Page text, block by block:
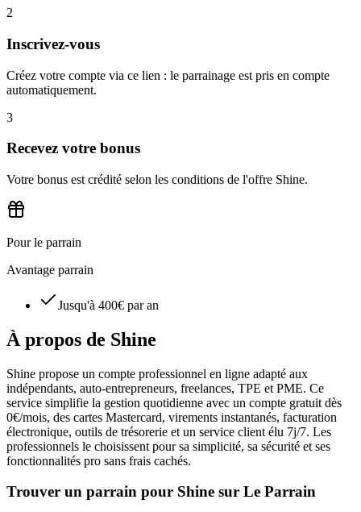
2
Inscrivez-vous
Créez votre compte via ce lien : le parrainage est pris en compte
automatiquement.
3
Recevez votre bonus
Votre bonus est crédité selon les conditions de l'offre Shine.
Pour le parrain
Avantage parrain
Jusqu'à 400€ par an
À propos de Shine
Shine propose un compte professionnel en ligne adapté aux
indépendants, auto-entrepreneurs, freelances, TPE et PME. Ce
service simplifie la gestion quotidienne avec un compte gratuit dès
0€/mois, des cartes Mastercard, virements instantanés, facturation
électronique, outils de trésorerie et un service client élu 7j/7. Les
professionnels le choisissent pour sa simplicité, sa sécurité et ses
fonctionnalités pro sans frais cachés.
Trouver un parrain pour Shine sur Le Parrain